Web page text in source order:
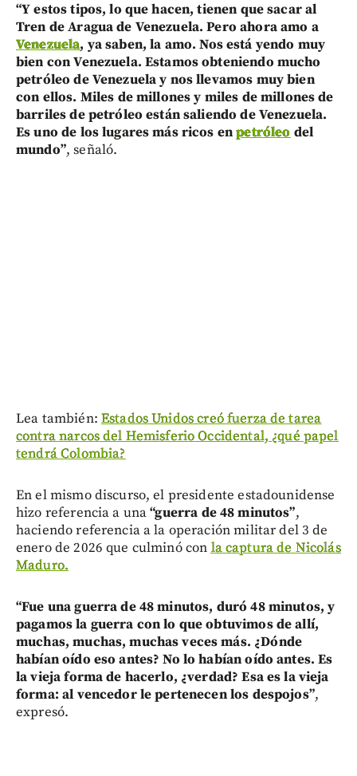
“Y estos tipos, lo que hacen, tienen que sacar al
Tren de Aragua de Venezuela. Pero ahora amo a
Venezuela, ya saben, la amo. Nos está yendo muy
bien con Venezuela. Estamos obteniendo mucho
petróleo de Venezuela y nos llevamos muy bien
con ellos. Miles de millones y miles de millones de
barriles de petróleo están saliendo de Venezuela.
Es uno de los lugares más ricos enpetróleo del
mundo”, señaló.
Lea también: Estados Unidos creó fuerza de tarea
contra narcos del Hemisferio Occidental, ¿qué papel
tendrá Colombia?
En el mismo discurso, el presidente estadounidense
hizo referencia a una“guerra de 48 minutos”,
haciendo referencia a la operación militar del 3 de
enero de 2026 que culminó con la captura de Nicolás
Maduro.
“Fue una guerra de 48 minutos, duró 48 minutos, y
pagamos la guerra con lo que obtuvimos de allí,
muchas, muchas, muchas veces más. ¿Dónde
habían oído eso antes? No lo habían oído antes. Es
la vieja forma de hacerlo, ¿verdad? Esa es la vieja
forma: al vencedor le pertenecen los despojos”,
expresó.